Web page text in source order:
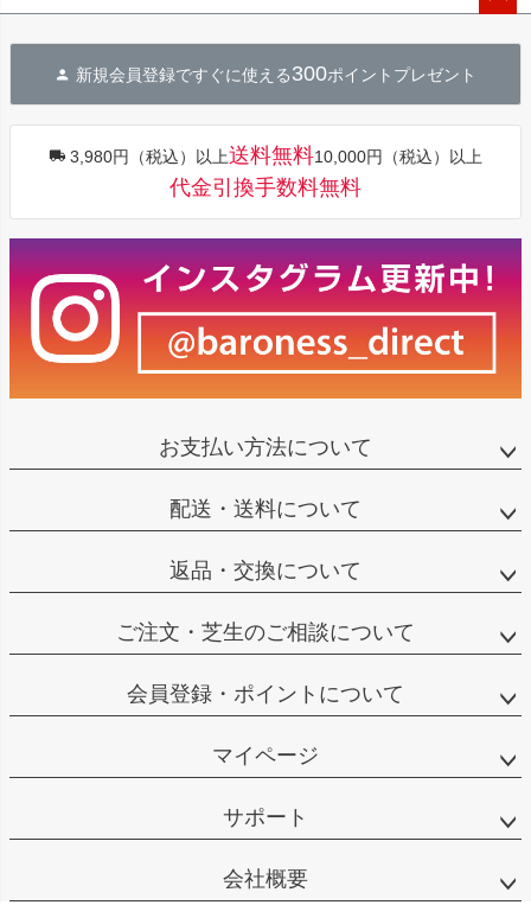
へ
新規会員登録ですぐに使える300ポイントプレゼント
3,980円（税込）以上送料無料10,000円（税込）以上
代金引換手数料無料
お支払い方法について
配送・送料について
返品・交換について
ご注文・芝生のご相談について
会員登録・ポイントについて
マイページ
サポート
会社概要